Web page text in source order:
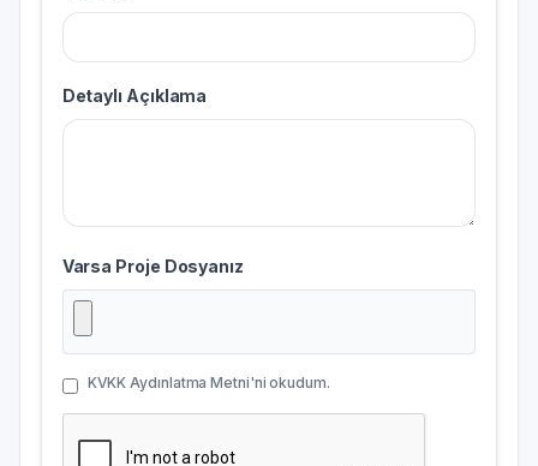
Detaylı Açıklama
Varsa Proje Dosyanız
KVKK Aydınlatma Metni'ni okudum.